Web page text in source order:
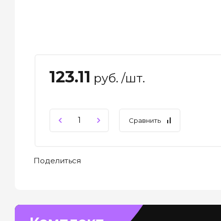
123.11 руб. /шт.
Сравнить
Поделиться